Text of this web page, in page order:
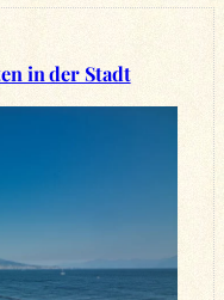
in der Stadt